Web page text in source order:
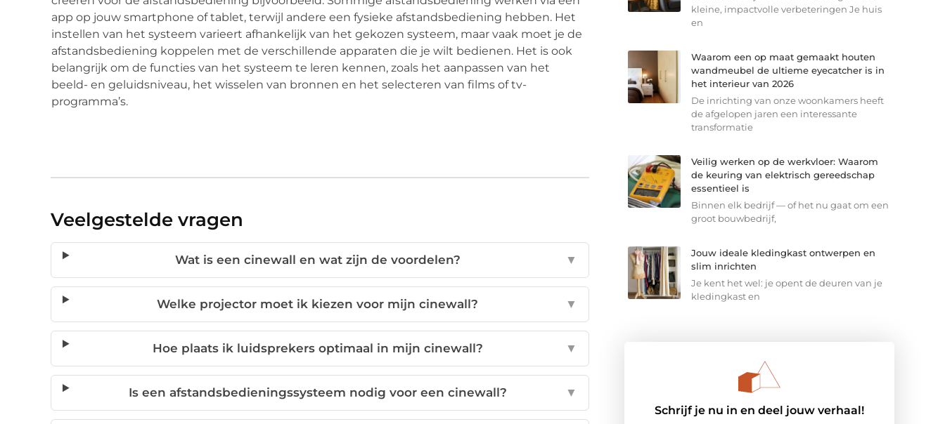
app op jouw smartphone of tablet, terwijl andere een fysieke afstandsbediening hebben. Het
instellen van het systeem varieert afhankelijk van het gekozen systeem, maar vaak moet je de
afstandsbediening koppelen met de verschillende apparaten die je wilt bedienen. Het is ook
belangrijk om de functies van het systeem te leren kennen, zoals het aanpassen van het
beeld- en geluidsniveau, het wisselen van bronnen en het selecteren van films of tv-
programma’s.
Veelgestelde vragen
Wat is een cinewall en wat zijn de voordelen? ▼
Welke projector moet ik kiezen voor mijn cinewall? ▼
Hoe plaats ik luidsprekers optimaal in mijn cinewall? ▼
Is een afstandsbedieningssysteem nodig voor een cinewall? ▼
kleine, impactvolle verbeteringen Je huis
en
Waarom een op maat gemaakt houten
wandmeubel de ultieme eyecatcher is in
het interieur van 2026
De inrichting van onze woonkamers heeft
de afgelopen jaren een interessante
transformatie
Veilig werken op de werkvloer: Waarom
de keuring van elektrisch gereedschap
essentieel is
Binnen elk bedrijf — of het nu gaat om een
groot bouwbedrijf,
Jouw ideale kledingkast ontwerpen en
slim inrichten
Je kent het wel: je opent de deuren van je
kledingkast en
Schrijf je nu in en deel jouw verhaal!